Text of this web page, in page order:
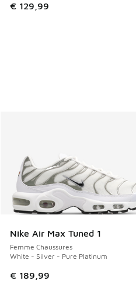
€ 129,99
Nike Air Max Tuned 1
Femme Chaussures
White - Silver - Pure Platinum
€ 189,99